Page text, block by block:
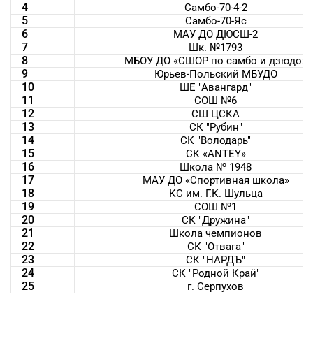
4 Самбо-70-4-2
5 Самбо-70-Яс
6 МАУ ДО ДЮСШ-2
7 Шк. №1793
8 МБОУ ДО «СШОР по самбо и дзюдо»
9 Юрьев-Польский МБУДО
10 ШЕ "Авангард"
11 СОШ №6
12 СШ ЦСКА
13 СК "Рубин"
14 СК "Володарь"
15 СК «ANTEY»
16 Школа № 1948
17 МАУ ДО «Спортивная школа»
18 КС им. Г.К. Шульца
19 СОШ №1
20 СК "Дружина"
21 Школа чемпионов
22 СК "Отвага"
23 СК "НАРДЪ"
24 СК "Родной Край"
25 г. Серпухов